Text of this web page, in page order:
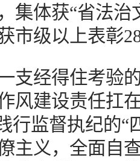
集体获“省法
市级以上表彰
得住考验的
风建设责任扛
行监督执纪的“
主义，全面自